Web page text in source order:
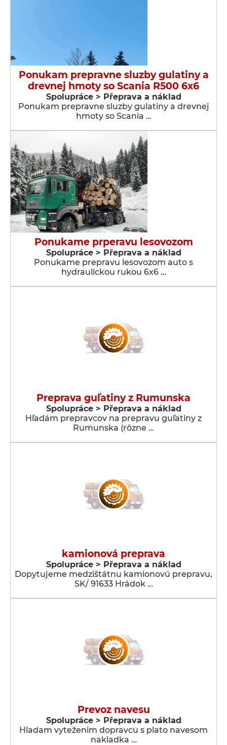
Ponukam prepravne sluzby gulatiny a
drevnej hmoty so Scania R500 6x6
Spolupráce > Přeprava a náklad
Ponukam prepravne sluzby gulatiny a drevnej
hmoty so Scania …
Ponukame prperavu lesovozom
Spolupráce > Přeprava a náklad
Ponukame prepravu lesovozom auto s
hydraulickou rukou 6x6 …
Preprava guľatiny z Rumunska
Spolupráce > Přeprava a náklad
Hľadám prepravcov na prepravu guľatiny z
Rumunska (rôzne …
kamionová preprava
Spolupráce > Přeprava a náklad
Dopytujeme medzištátnu kamionovú prepravu,
SK/ 91633 Hrádok …
Prevoz navesu
Spolupráce > Přeprava a náklad
Hladam vyteženim dopravcu s plato navesom
nakladka …